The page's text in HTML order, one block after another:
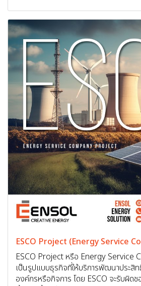
ESCO Project (Energy Service
ESCO Project หรือ Energy Service
เป็นรูปแบบธุรกิจที่ให้บริการพัฒนาประสิท
องค์กรหรือกิจการ โดย ESCO จะรับผิดช